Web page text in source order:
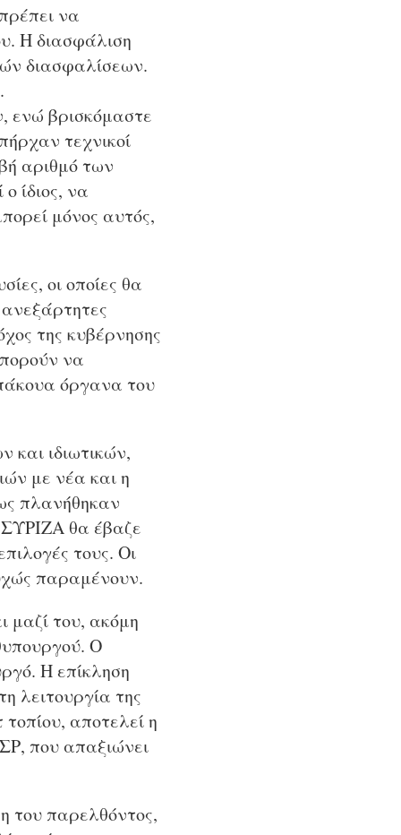
να
Η διασφάλιση
διασφαλίσεων.
ενώ βρισκόμαστε
τεχνικοί
αριθμό των
ίδιος, να
μόνος αυτός,
οι οποίες θα
της κυβέρνησης
να
όργανα του
ιδιωτικών,
με νέα και η
πλανήθηκαν
θα έβαζε
τους. Οι
παραμένουν.
μαζί του, ακόμη
Ο
Η επίκληση
λειτουργία της
αποτελεί η
που απαξιώνει
του παρελθόντος,